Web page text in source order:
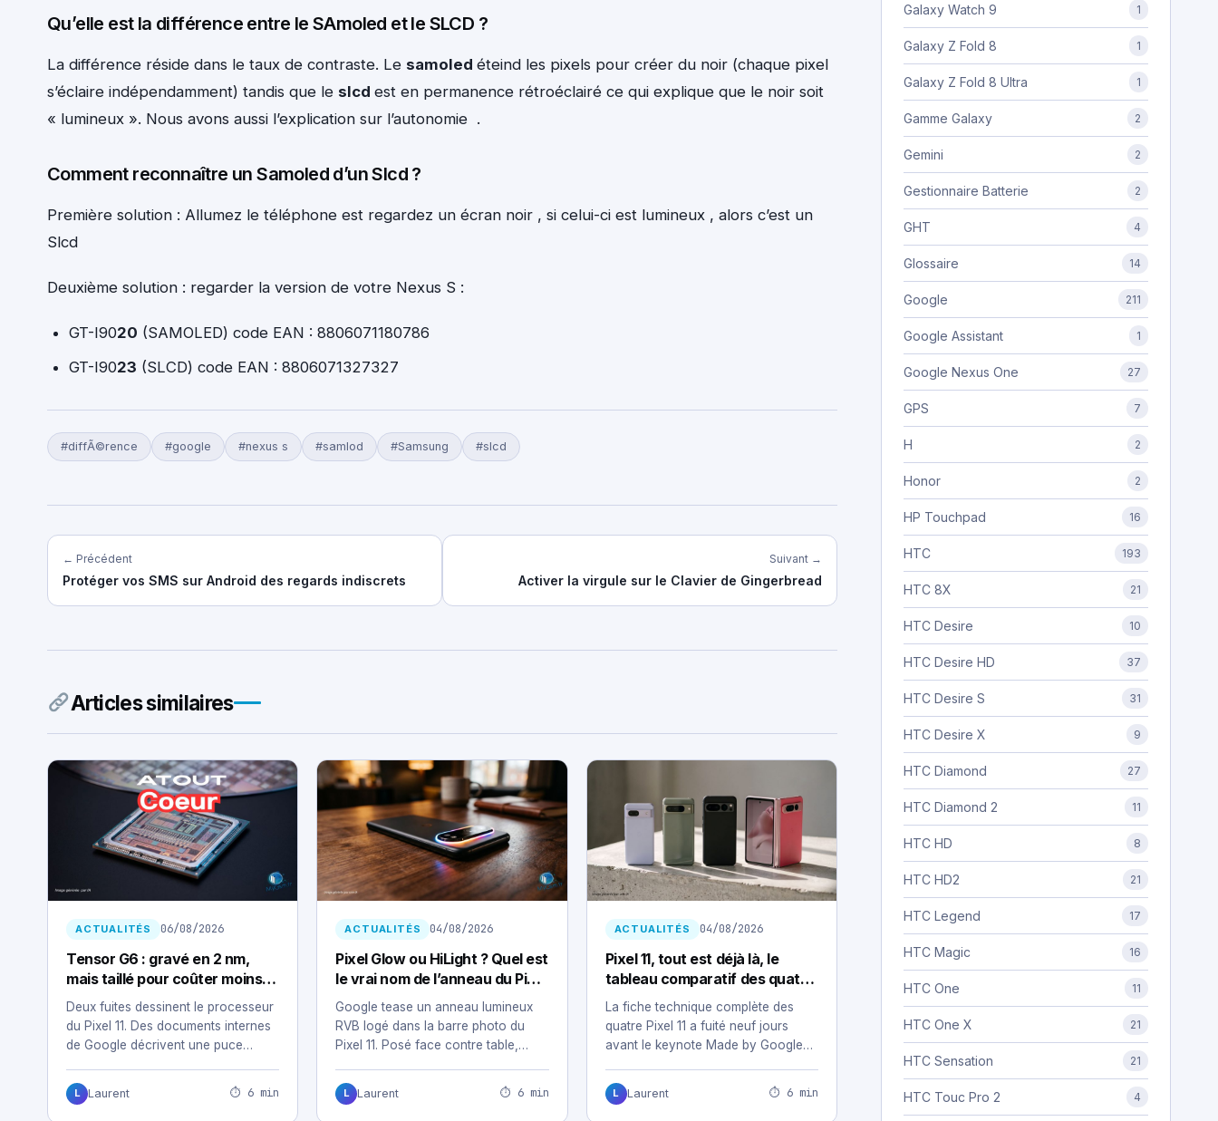
Qu’elle est la différence entre le SAmoled et le SLCD ?
La différence réside dans le taux de contraste. Le samoled éteind les pixels pour créer du noir (chaque pixel
s’éclaire indépendamment) tandis que le slcd est en permanence rétroéclairé ce qui explique que le noir soit
« lumineux ». Nous avons aussi l’explication sur l’autonomie .
Comment reconnaître un Samoled d’un Slcd ?
Première solution : Allumez le téléphone est regardez un écran noir , si celui-ci est lumineux , alors c’est un
Slcd
Deuxième solution : regarder la version de votre Nexus S :
GT-I9020 (SAMOLED) code EAN : 8806071180786
GT-I9023 (SLCD) code EAN : 8806071327327
#diffÃ©rence #google #nexus s #samlod #Samsung #slcd
← Précédent
Protéger vos SMS sur Android des regards indiscrets
Suivant →
Activer la virgule sur le Clavier de Gingerbread
Articles similaires
ACTUALITÉS 06/08/2026
Tensor G6 : gravé en 2 nm,
mais taillé pour coûter moins
cher
Deux fuites dessinent le processeur
du Pixel 11. Des documents internes
de Google décrivent une puce
L Laurent ⏱ 6 min
ACTUALITÉS 04/08/2026
Pixel Glow ou HiLight ? Quel est
le vrai nom de l’anneau du Pixel
11
Google tease un anneau lumineux
RVB logé dans la barre photo du
Pixel 11. Posé face contre table,…
L Laurent ⏱ 6 min
ACTUALITÉS 04/08/2026
Pixel 11, tout est déjà là, le
tableau comparatif des quatre
modèles de smartphones de
Google
La fiche technique complète des
quatre Pixel 11 a fuité neuf jours
avant le keynote Made by Google…
L Laurent ⏱ 6 min
Galaxy Watch 9 1
Galaxy Z Fold 8 1
Galaxy Z Fold 8 Ultra 1
Gamme Galaxy 2
Gemini 2
Gestionnaire Batterie 2
GHT 4
Glossaire 14
Google 211
Google Assistant 1
Google Nexus One 27
GPS 7
H 2
Honor 2
HP Touchpad 16
HTC 193
HTC 8X 21
HTC Desire 10
HTC Desire HD 37
HTC Desire S 31
HTC Desire X 9
HTC Diamond 27
HTC Diamond 2 11
HTC HD 8
HTC HD2 21
HTC Legend 17
HTC Magic 16
HTC One 11
HTC One X 21
HTC Sensation 21
HTC Touc Pro 2 4